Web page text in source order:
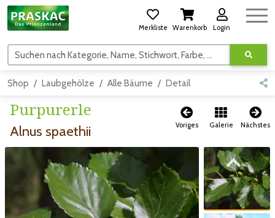
Merkliste Warenkorb Login
Suchen nach Kategorie, Name, Stichwort, Farbe, usw.
Shop Laubgehölze Alle Bäume Detail
Purpurerle
Alnus spaethii Voriges Galerie Nächstes
Zum vorigen Bild